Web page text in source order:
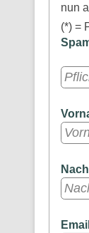
nun
(*) =